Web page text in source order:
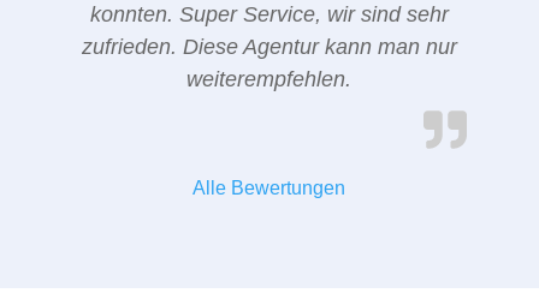
konnten. Super Service, wir sind sehr
zufrieden. Diese Agentur kann man nur
weiterempfehlen.
Alle Bewertungen